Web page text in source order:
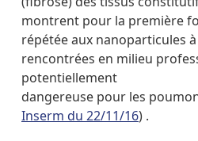
montrent pour la première
répétée aux nanoparticules
rencontrées en milieu
potentiellement
dangereuse pour les
Inserm du 22/11/16) .